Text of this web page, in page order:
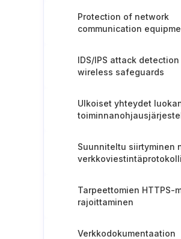
Protection of network
communication
IDS/IPS attack
wireless safeguards
Ulkoiset yhteydet
Suunniteltu siirtyminen
Tarpeettomien HTTPS-
rajoittaminen
Verkkodokumentaation